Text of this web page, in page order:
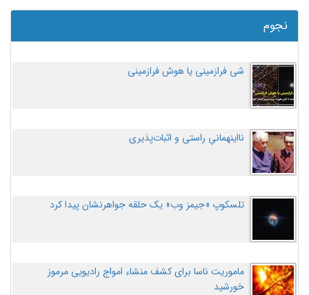
نجوم
شی فرازمینی یا هوش فرازمینی
نااینهمانیِ راستی و اثبات‌پذیری
تلسکوپ «جیمز وب» یک حلقه جواهرنشان پیدا کرد
ماموریت ناسا برای کشف منشاء امواج رادیویی مرموز
خورشید